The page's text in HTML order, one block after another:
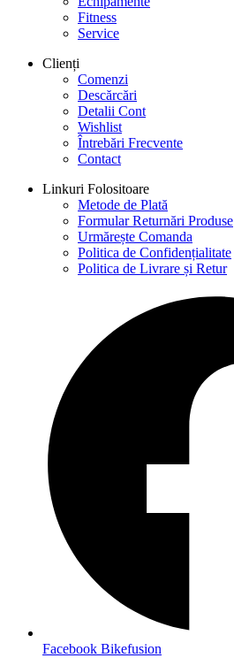
Fitness
Service
Clienți
Comenzi
Descărcări
Detalii Cont
Wishlist
Întrebări Frecvente
Contact
Linkuri Folositoare
Metode de Plată
Formular Returnări Produse
Urmărește Comanda
Politica de Confidențialitate
Politica de Livrare și Retur
Facebook Bikefusion